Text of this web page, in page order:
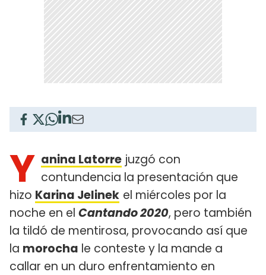
Y anina Latorre juzgó con
contundencia la presentación que
hizo Karina Jelinek el miércoles por la
noche en el Cantando 2020, pero también
la tildó de mentirosa, provocando así que
la morocha le conteste y la mande a
callar en un duro enfrentamiento en